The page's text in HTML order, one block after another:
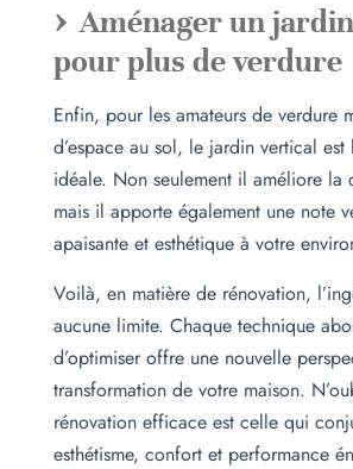
Aménager un
pour plus de verdure
Enfin, pour les amateurs de verdure
d’espace au sol, le jardin vertical
idéale. Non seulement il améliore la
mais il apporte également une note
apaisante et esthétique à votre
Voilà, en matière de rénovation,
aucune limite. Chaque technique
d’optimiser offre une nouvelle
transformation de votre maison.
rénovation efficace est celle qui
esthétisme, confort et performance